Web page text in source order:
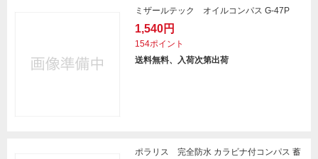
ミザールテック オイルコンパス G-47P
1,540円
154ポイント
送料無料、入荷次第出荷
ポラリス 完全防水 カラビナ付コンパス 蓄